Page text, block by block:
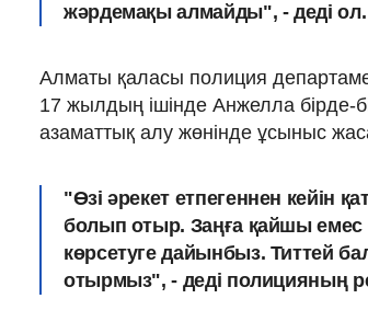
жәрдемақы алмайды", - деді ол.
Алматы қаласы полиция
17 жылдың ішінде Анжелла бірде-
азаматтық алу жөнінде ұсыныс
"Өзі әрекет етпегеннен кейін
болып отыр. Заңға қайшы
көрсетуге дайынбыз. Титтей
отырмыз", - деді полицияның